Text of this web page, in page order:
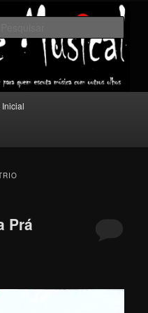
outros olhos.
Inicial
Prá